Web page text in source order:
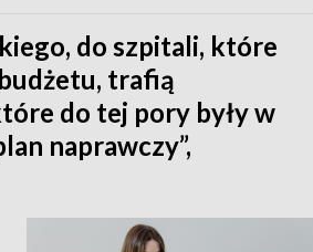
do szpitali, które
trafią
do tej pory były w
naprawczy”,